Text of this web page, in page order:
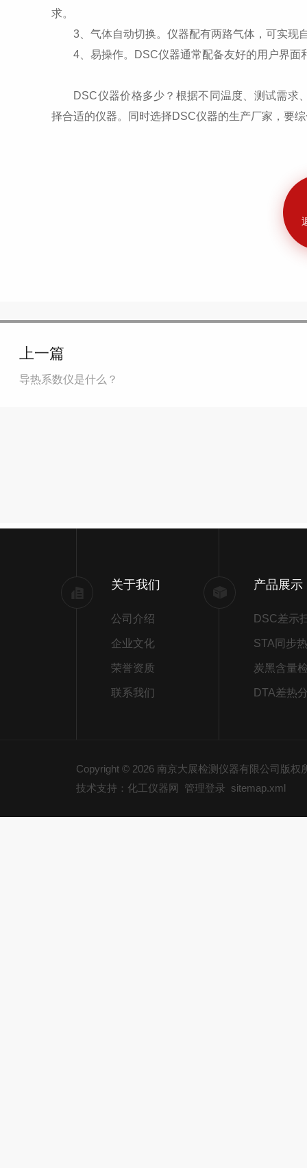
求。
3、气体自动切换。仪器配有两路气体，可实现
4、易操作。DSC仪器通常配备友好的用户界面
DSC仪器价格多少？根据不同温度、测试需求
择合适的仪器。同时选择DSC仪器的生产厂家，要
上一篇
导热系数仪是什么？
关于我们
公司介绍
企业文化
荣誉资质
联系我们
产品展示
炭黑含量
DTA差热
Copyright © 2026 南京大展检测仪器有限公司版权
技术支持：化工仪器网
管理登录 sitemap.xml